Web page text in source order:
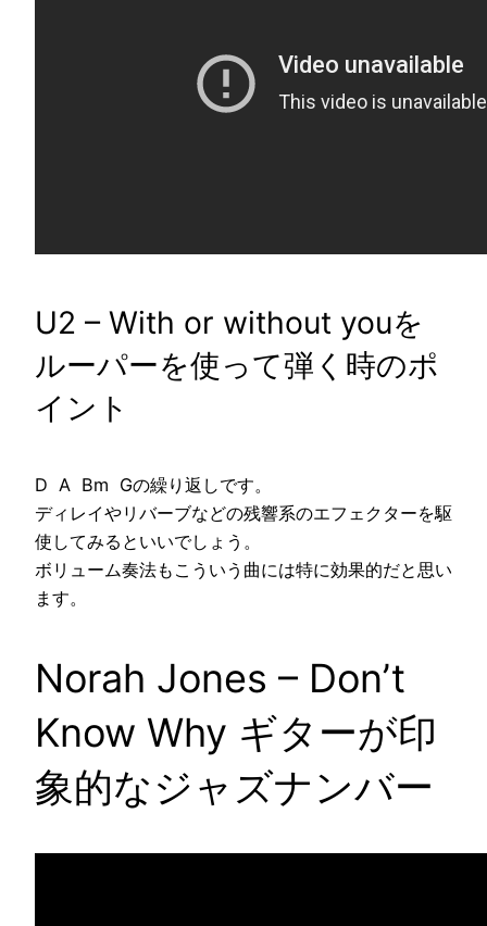
U2 – With or without youを
ルーパーを使って弾く時のポ
イント
D A Bm Gの繰り返しです。
ディレイやリバーブなどの残響系のエフェクターを駆
使してみるといいでしょう。
ボリューム奏法もこういう曲には特に効果的だと思い
ます。
Norah Jones – Don’t
Know Why ギターが印
象的なジャズナンバー